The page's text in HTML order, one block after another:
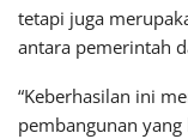
tetapi juga
antara pemerintah
“Keberhasilan ini
pembangunan